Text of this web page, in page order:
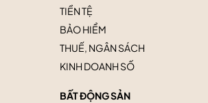
TIỀN TỆ
BẢO HIỂM
THUẾ, NGÂN SÁCH
KINH DOANH SỐ
BẤT ĐỘNG SẢN